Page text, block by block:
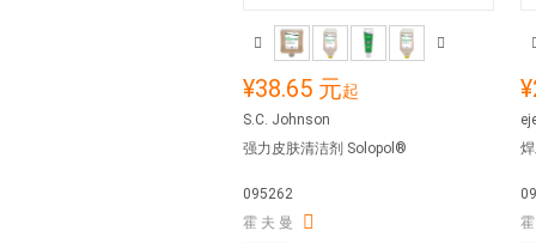
¥38.65 元起
S.C. Johnson
强力皮肤清洁剂 Solopol®
095262
霍 夫 曼